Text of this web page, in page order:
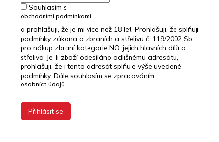
Souhlasím s
obchodními podmínkami
a prohlašuji, že je mi více než 18 let. Prohlašuji, že splňuji
podmínky zákona o zbraních a střelivu č. 119/2002 Sb.
pro nákup zbraní kategorie NO, jejich hlavních dílů a
střeliva. Je-li zboží odesíláno odlišnému adresátu,
prohlašuji, že i tento adresát splňuje výše uvedené
podmínky. Dále souhlasím se zpracováním
osobních údajů
.
Přihlásit se